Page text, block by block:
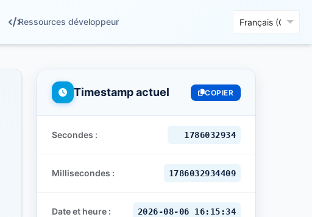
Ressources développeur
Timestamp actuel COPIER
Secondes : 1786032935
Millisecondes : 1786032935407
Date et heure : 2026-08-06 16:15:35